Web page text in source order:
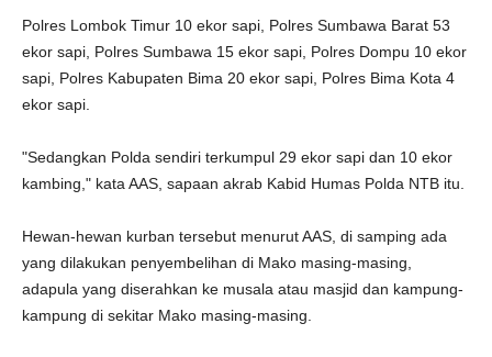
Polres Lombok Timur 10 ekor sapi, Polres Sumbawa Barat 53
ekor sapi, Polres Sumbawa 15 ekor sapi, Polres Dompu 10 ekor
sapi, Polres Kabupaten Bima 20 ekor sapi, Polres Bima Kota 4
ekor sapi.
"Sedangkan Polda sendiri terkumpul 29 ekor sapi dan 10 ekor
kambing," kata AAS, sapaan akrab Kabid Humas Polda NTB itu.
Hewan-hewan kurban tersebut menurut AAS, di samping ada
yang dilakukan penyembelihan di Mako masing-masing,
adapula yang diserahkan ke musala atau masjid dan kampung-
kampung di sekitar Mako masing-masing.